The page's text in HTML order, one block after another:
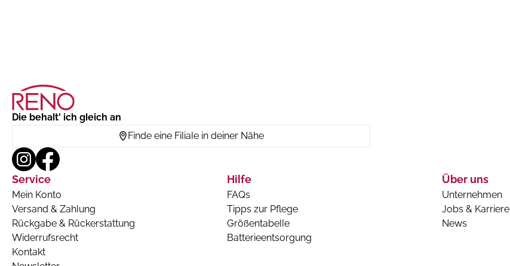
Die behalt' ich gleich an
Finde eine Filiale in deiner Nähe
Service
Mein Konto
Versand & Zahlung
Rückgabe & Rückerstattung
Widerrufsrecht
Kontakt
Hilfe
FAQs
Tipps zur Pflege
Größentabelle
Batterieentsorgung
Über uns
Unternehmen
Jobs & Karriere
News